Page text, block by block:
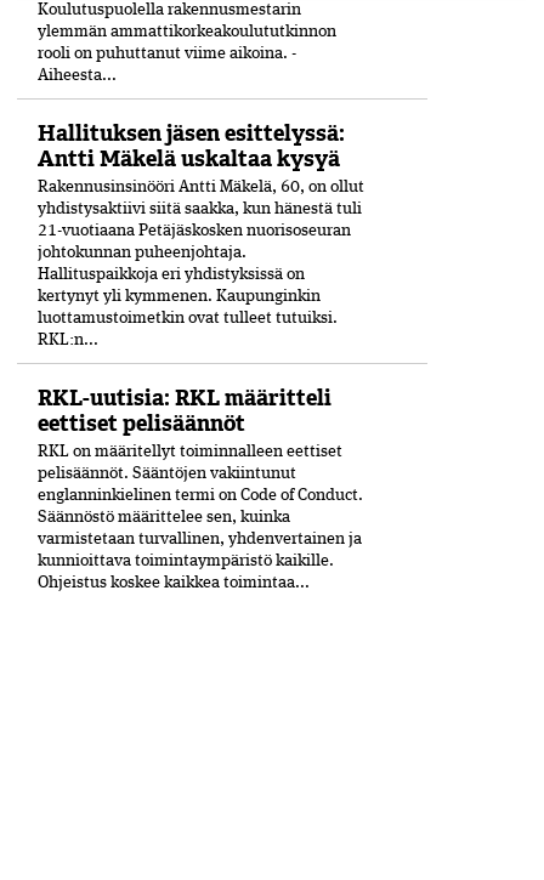
Koulutuspuolella rakennusmestarin
ylemmän ammattikorkeakoulututkinnon
rooli on puhuttanut viime ­aikoina. ­
Aiheesta...
Hallituksen jäsen esittelyssä:
Antti Mäkelä uskaltaa kysyä
Rakennusinsinööri Antti Mäkelä, 60, on ollut
yhdistysaktiivi siitä saakka, kun hänestä tuli
21-vuo­tiaana Petäjäskosken nuoriso­seuran
johtokunnan puheenjohtaja.
Hallituspaikkoja eri yhdistyksissä on
kertynyt yli kymmenen. Kaupunginkin
luottamustoimetkin ovat tulleet tutuiksi.
RKL:n...
RKL-uutisia: RKL määritteli
eettiset pelisäännöt
RKL on määritellyt toiminnalleen eettiset
peli­säännöt. Sääntöjen vakiintunut
englanninkielinen termi on Code of Conduct.
Säännöstö määrittelee sen, kuinka
varmistetaan turvallinen, yhdenvertainen ja
kun­nioittava toimintaympäristö kaikille.
Ohjeistus koskee kaikkea toimintaa...